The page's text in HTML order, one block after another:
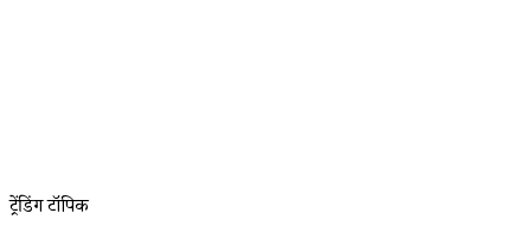
ट्रेंडिंग टॉपिक